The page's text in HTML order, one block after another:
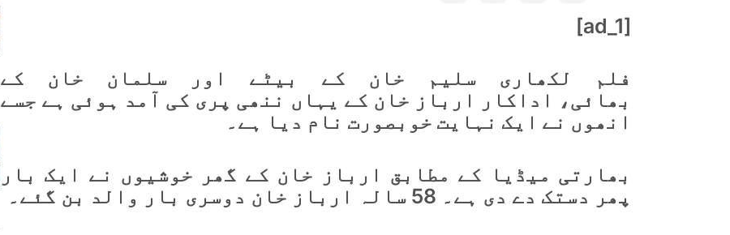
[ad_1]
فلم لکھاری سلیم خان کے بیٹے اور سلمان خان کے
بھائی، اداکار ارباز خان کے یہاں ننھی پری کی آمد ہوئی ہے جسے
انھوں نے ایک نہایت خوبصورت نام دیا ہے۔
بھارتی میڈیا کے مطابق ارباز خان کے گھر خوشیوں نے ایک بار
پھر دستک دے دی ہے۔ 58 سالہ ارباز خان دوسری بار والد بن گئے۔